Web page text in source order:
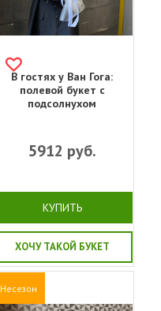
В гостях у Ван Гога:
полевой букет с
подсолнухом
5912 руб.
КУПИТЬ
ХОЧУ ТАКОЙ БУКЕТ
Несезон